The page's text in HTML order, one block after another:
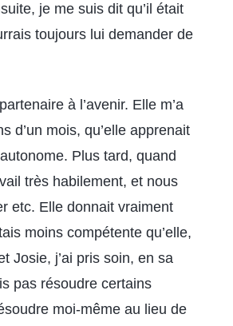
je me suis dit qu’il était
toujours lui demander de
à l’avenir. Elle m’a
d’un mois, qu’elle apprenait
Plus tard, quand
très habilement, et nous
etc. Elle donnait vraiment
moins compétente qu’elle,
Josie, j’ai pris soin, en sa
pas résoudre certains
moi-même au lieu de